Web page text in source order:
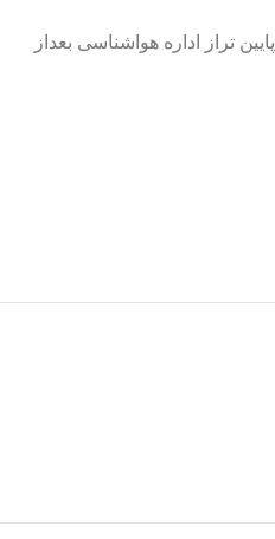
: جاده محمدشهر کیلومتر ۵ پایین تراز اداره هواشناسی بعداز